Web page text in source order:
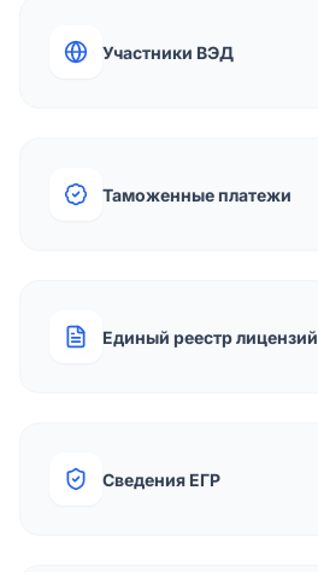
Участники ВЭД
Таможенные платежи
Единый реестр лицензий
Сведения ЕГР